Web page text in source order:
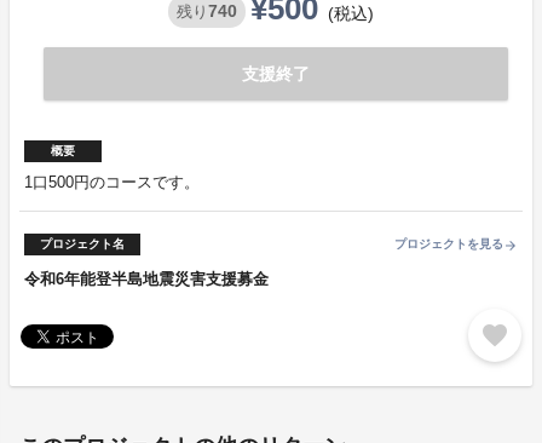
残り 740 ¥500 (税込)
支援終了
概要
1口500円のコースです。
プロジェクト名 プロジェクトを見る arrow_forward
令和6年能登半島地震災害支援募金
favorite